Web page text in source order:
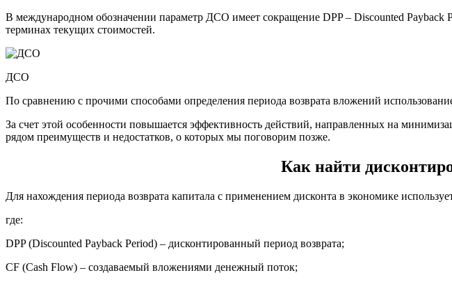
В международном обозначении параметр ДСО имеет сокращение DPP – Discounted Payback
терминах текущих стоимостей.
ДСО
По сравнению с прочими способами определения периода возврата вложений
За счет этой особенности повышается эффективность действий, направленных на
рядом преимуществ и недостатков, о которых мы поговорим позже.
Как найти
Для нахождения периода возврата капитала с применением дисконта в экономике
где:
DPP (Discounted Payback Period) – дисконтированный период возврата;
CF (Cash Flow) – создаваемый вложениями денежный поток;